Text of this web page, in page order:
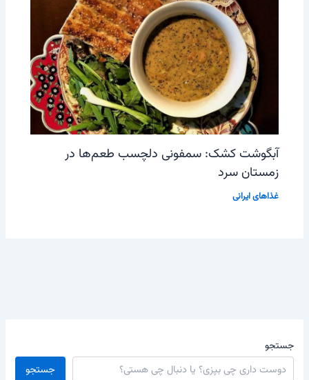
آبگوشت کشک: سمفونی دلچسب طعم‌ها در
زمستان سرد
غذاهای ایرانی
جستجو
جستجو